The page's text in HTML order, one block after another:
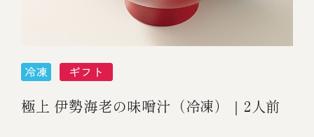
極上 伊勢海老の味噌汁（冷凍）｜2人前